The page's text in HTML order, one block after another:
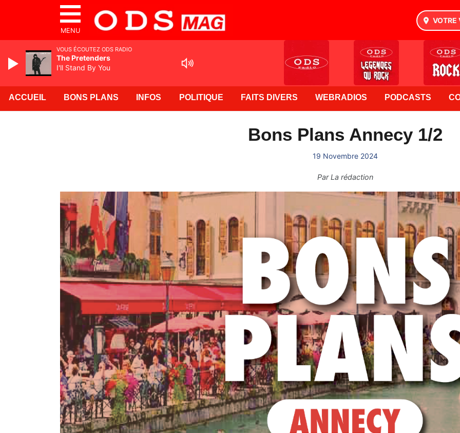
MENU
VOTRE
ACCUEIL BONS PLANS INFOS POLITIQUE FAITS DIVERS WEBRADIOS PODCASTS
Bons Plans Annecy 1/2
19 Novembre 2024
ParLa rédaction
VOUS ÉCOUTEZ ODS RADIO
The Pretenders
I'll Stand By You